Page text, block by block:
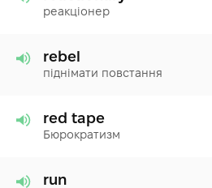
реакціонер
rebel
піднімати повстання
red tape
Бюрократизм
run